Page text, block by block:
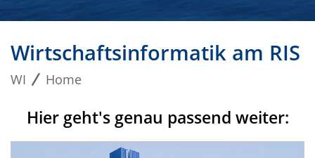
Wirtschaftsinformatik am RIS
WI Home
Hier geht's genau passend weiter: